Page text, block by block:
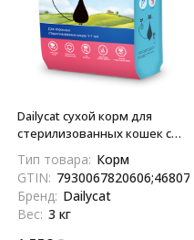
Dailycat сухой корм для
стерилизованных кошек с
креветкой - 3 кг
Тип товара: Корм
GTIN:
Бренд: Dailycat
Вес: 3 кг